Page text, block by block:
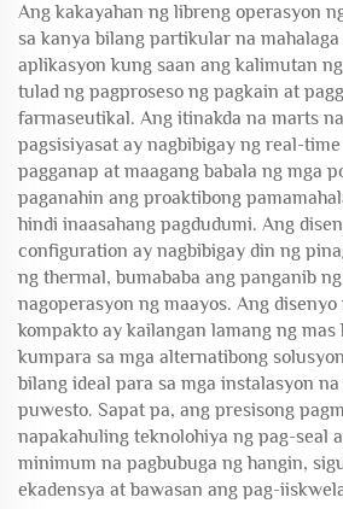
Ang kakayahan ng libreng operasyon
sa kanya bilang partikular na
aplikasyon kung saan ang kalimutan
tulad ng pagproseso ng pagkain at
farmaseutikal. Ang itinakda na marts
pagsisiyasat ay nagbibigay ng real-
pagganap at maagang babala ng mga
paganahin ang proaktibong
hindi inaasahang pagdudumi. Ang
configuration ay nagbibigay din ng
ng thermal, bumababa ang panganib
nagoperasyon ng maayos. Ang
kompakto ay kailangan lamang ng
kumpara sa mga alternatibong
bilang ideal para sa mga instalasyon
puwesto. Sapat pa, ang presisong
napakahuling teknolohiya ng pag-seal
minimum na pagbubuga ng hangin,
ekadensya at bawasan ang pag-